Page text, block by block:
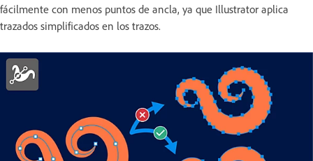
fácilmente con menos puntos de ancla, ya que Illustrator aplica
trazados simplificados en los trazos.